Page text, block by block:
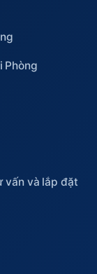
Phòng
vấn và lắp đặt